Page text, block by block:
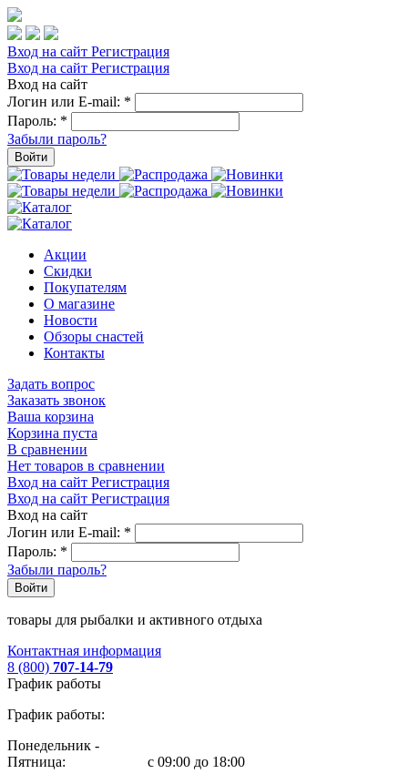
Вход на сайт Регистрация
Вход на сайт Регистрация
Вход на сайт
Логин или E-mail: *
Пароль: *
Забыли пароль?
Войти
Акции
Скидки
Покупателям
О магазине
Новости
Обзоры снастей
Контакты
Задать вопрос
Заказать звонок
Ваша корзина
Корзина пуста
В сравнении
Нет товаров в сравнении
Вход на сайт Регистрация
Вход на сайт Регистрация
Вход на сайт
Логин или E-mail: *
Пароль: *
Забыли пароль?
Войти
товары для рыбалки и активного отдыха
Контактная информация
8 (800) 707-14-79
График работы
График работы:
Понедельник -
Пятница:
с 09:00 до 18:00